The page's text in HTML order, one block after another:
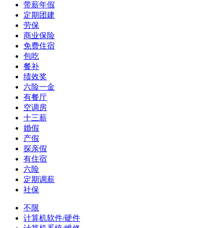
带薪年假
定期团建
劳保
商业保险
免费住宿
包吃
餐补
绩效奖
六险一金
有餐厅
空调房
十三薪
婚假
产假
探亲假
有住宿
六险
定期调薪
社保
不限
计算机软件/硬件